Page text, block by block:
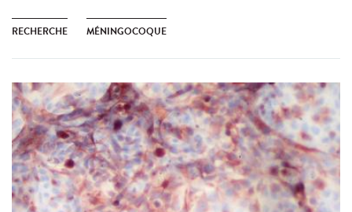
RECHERCHE MÉNINGOCOQUE